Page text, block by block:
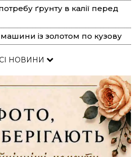
ґрунту в калії перед
машини із золотом по кузову
НОВИНИ